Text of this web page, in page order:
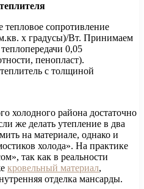
сопротивление
х градусы)/Вт. Принимаем
0,05
пенопласт).
с толщиной
холодного района достаточно
же делать утепление в два
на материале, однако и
холода». На практике
так как в реальности
кровельный материал,
отделка мансарды.